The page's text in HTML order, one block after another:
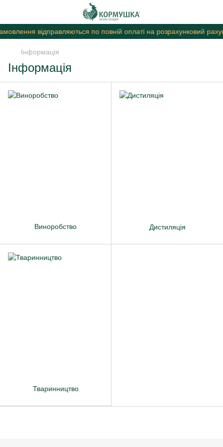
відправляються по повній оплаті на розрахунковий
Інформація
Інформація
Виноробство Дистиляція
Тваринництво